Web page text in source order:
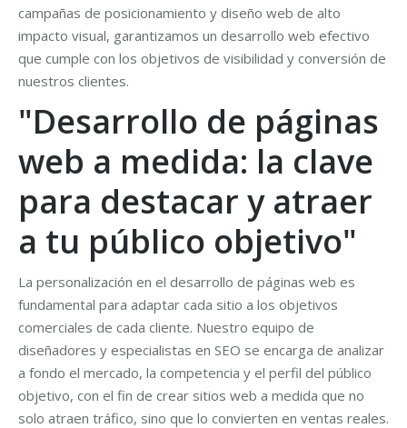
campañas de posicionamiento y diseño web de alto
impacto visual, garantizamos un desarrollo web efectivo
que cumple con los objetivos de visibilidad y conversión de
nuestros clientes.
"Desarrollo de páginas
web a medida: la clave
para destacar y atraer
a tu público objetivo"
La personalización en el desarrollo de páginas web es
fundamental para adaptar cada sitio a los objetivos
comerciales de cada cliente. Nuestro equipo de
diseñadores y especialistas en SEO se encarga de analizar
a fondo el mercado, la competencia y el perfil del público
objetivo, con el fin de crear sitios web a medida que no
solo atraen tráfico, sino que lo convierten en ventas reales.